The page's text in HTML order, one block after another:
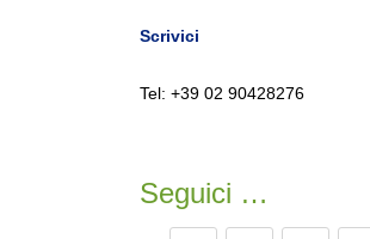
Scrivici
Tel: +39 02 90428276
Seguici …